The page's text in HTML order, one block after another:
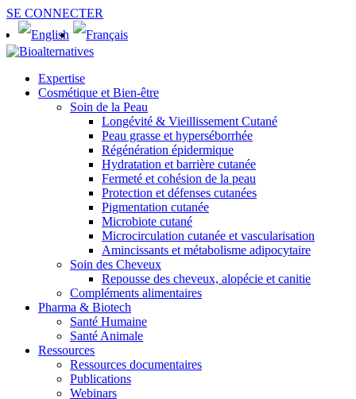
SE CONNECTER
Expertise
Cosmétique et Bien-être
Soin de la Peau
Longévité & Vieillissement Cutané
Peau grasse et hyperséborrhée
Régénération épidermique
Hydratation et barrière cutanée
Fermeté et cohésion de la peau
Protection et défenses cutanées
Pigmentation cutanée
Microbiote cutané
Microcirculation cutanée et vascularisation
Amincissants et métabolisme adipocytaire
Soin des Cheveux
Repousse des cheveux, alopécie et canitie
Compléments alimentaires
Pharma & Biotech
Santé Humaine
Santé Animale
Ressources
Ressources documentaires
Publications
Webinars